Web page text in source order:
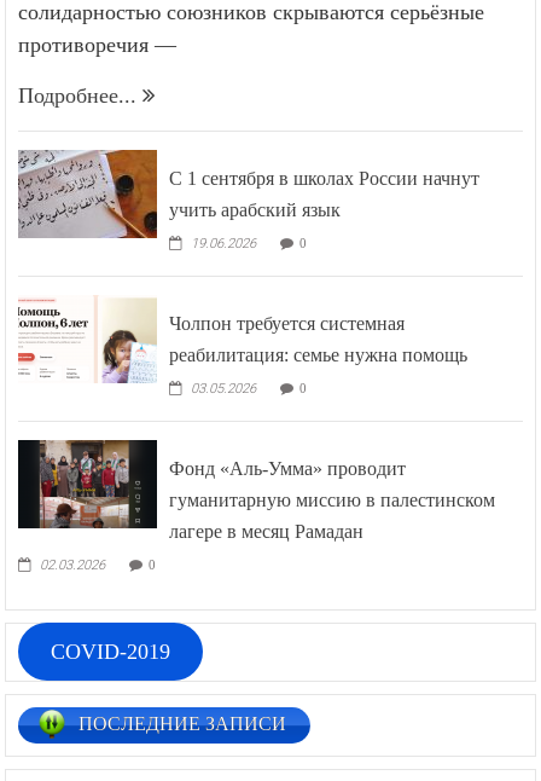
солидарностью союзников скрываются серьёзные
противоречия —
Подробнее...
С 1 сентября в школах России начнут
учить арабский язык
19.06.2026 0
Чолпон требуется системная
реабилитация: семье нужна помощь
03.05.2026 0
Фонд «Аль-Умма» проводит
гуманитарную миссию в палестинском
лагере в месяц Рамадан
02.03.2026 0
COVID-2019
ПОСЛЕДНИЕ ЗАПИСИ